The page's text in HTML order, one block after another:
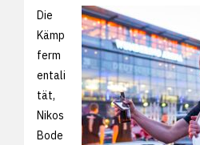
Die
Kämp
ferm
entali
tät,
Nikos
Bode